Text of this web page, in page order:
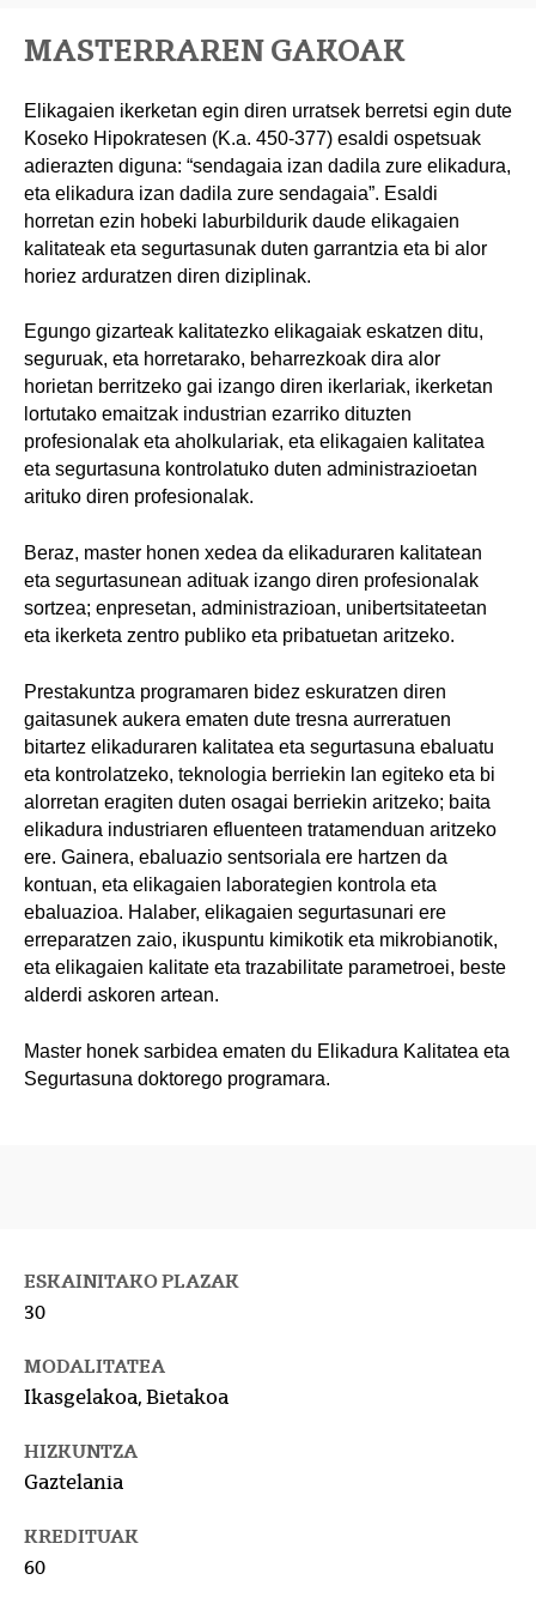
MASTERRAREN GAKOAK
Elikagaien ikerketan egin diren urratsek berretsi egin dute
Koseko Hipokratesen (K.a. 450-377) esaldi ospetsuak
adierazten diguna: “sendagaia izan dadila zure elikadura,
eta elikadura izan dadila zure sendagaia”. Esaldi
horretan ezin hobeki laburbildurik daude elikagaien
kalitateak eta segurtasunak duten garrantzia eta bi alor
horiez arduratzen diren diziplinak.
Egungo gizarteak kalitatezko elikagaiak eskatzen ditu,
seguruak, eta horretarako, beharrezkoak dira alor
horietan berritzeko gai izango diren ikerlariak, ikerketan
lortutako emaitzak industrian ezarriko dituzten
profesionalak eta aholkulariak, eta elikagaien kalitatea
eta segurtasuna kontrolatuko duten administrazioetan
arituko diren profesionalak.
Beraz, master honen xedea da elikaduraren kalitatean
eta segurtasunean adituak izango diren profesionalak
sortzea; enpresetan, administrazioan, unibertsitateetan
eta ikerketa zentro publiko eta pribatuetan aritzeko.
Prestakuntza programaren bidez eskuratzen diren
gaitasunek aukera ematen dute tresna aurreratuen
bitartez elikaduraren kalitatea eta segurtasuna ebaluatu
eta kontrolatzeko, teknologia berriekin lan egiteko eta bi
alorretan eragiten duten osagai berriekin aritzeko; baita
elikadura industriaren efluenteen tratamenduan aritzeko
ere. Gainera, ebaluazio sentsoriala ere hartzen da
kontuan, eta elikagaien laborategien kontrola eta
ebaluazioa. Halaber, elikagaien segurtasunari ere
erreparatzen zaio, ikuspuntu kimikotik eta mikrobianotik,
eta elikagaien kalitate eta trazabilitate parametroei, beste
alderdi askoren artean.
Master honek sarbidea ematen du Elikadura Kalitatea eta
Segurtasuna doktorego programara.
ESKAINITAKO PLAZAK
30
MODALITATEA
Ikasgelakoa, Bietakoa
HIZKUNTZA
Gaztelania
KREDITUAK
60